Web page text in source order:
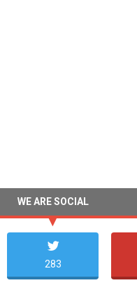
WE ARE SOCIAL
283